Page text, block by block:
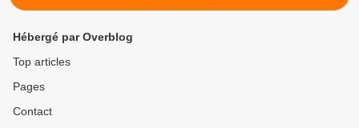
Hébergé par Overblog
Top articles
Pages
Contact